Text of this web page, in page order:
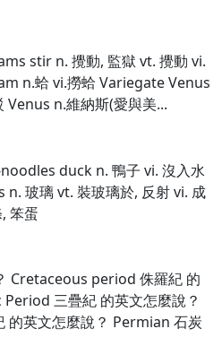
stir n. 攪動, 監獄 vt. 攪動 vi.
n.蛤 vi.撈蛤 Variegate Venus
n.維納斯(愛與美...
duck n. 鴨子 vi. 沒入水
玻璃 vt. 裝玻璃於, 反射 vi. 成
笨蛋
Cretaceous period 侏羅紀 的
三疊紀 的英文怎麼說？
的英文怎麼說？ Permian 石炭